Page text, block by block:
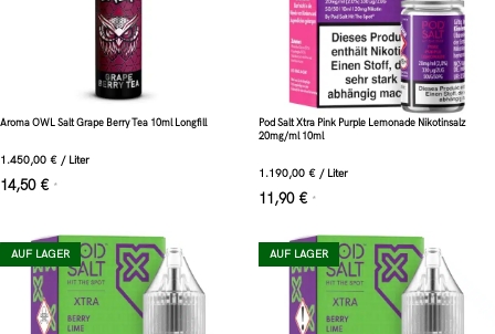
Aroma OWL Salt Grape Berry Tea 10ml Longfill
1.450,00 € / Liter
14,50 € *
Pod Salt Xtra Pink Purple Lemonade Nikotinsalz
20mg/ml 10ml
1.190,00 € / Liter
11,90 € *
AUF LAGER AUF LAGER